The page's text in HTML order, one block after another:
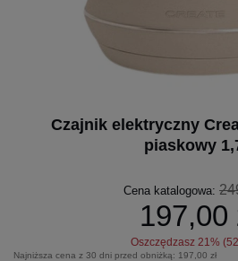
Czajnik elektryczny
piaskowy
Cena katalogowa:
197,00
Oszczędzasz 21% (
Najniższa cena z 30 dni przed obniżką: 197,00 zł